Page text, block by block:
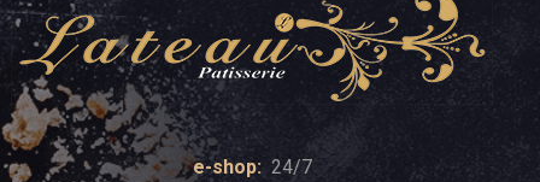
e-shop: 24/7